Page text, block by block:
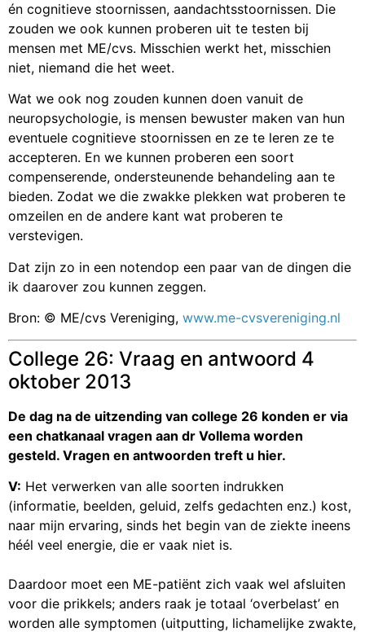
én cognitieve stoornissen, aandachtsstoornissen. Die
zouden we ook kunnen proberen uit te testen bij
mensen met ME/cvs. Misschien werkt het, misschien
niet, niemand die het weet.
Wat we ook nog zouden kunnen doen vanuit de
neuropsychologie, is mensen bewuster maken van hun
eventuele cognitieve stoornissen en ze te leren ze te
accepteren. En we kunnen proberen een soort
compenserende, ondersteunende behandeling aan te
bieden. Zodat we die zwakke plekken wat proberen te
omzeilen en de andere kant wat proberen te
verstevigen.
Dat zijn zo in een notendop een paar van de dingen die
ik daarover zou kunnen zeggen.
Bron: © ME/cvs Vereniging, www.me-cvsvereniging.nl
College 26: Vraag en antwoord 4
oktober 2013
De dag na de uitzending van college 26 konden er via
een chatkanaal vragen aan dr Vollema worden
gesteld. Vragen en antwoorden treft u hier.
V: Het verwerken van alle soorten indrukken
(informatie, beelden, geluid, zelfs gedachten enz.) kost,
naar mijn ervaring, sinds het begin van de ziekte ineens
héél veel energie, die er vaak niet is.
Daardoor moet een ME-patiënt zich vaak wel afsluiten
voor die prikkels; anders raak je totaal ‘overbelast’ en
worden alle symptomen (uitputting, lichamelijke zwakte,